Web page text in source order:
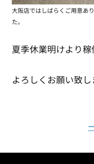
大阪店ではしばらくご用意あ
た。
夏季休業明けより稼
よろしくお願い致し